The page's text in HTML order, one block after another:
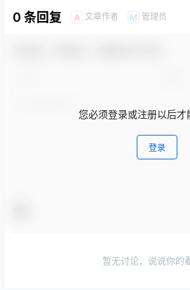
0 条回复 A 文章作者 M 管理员
您必须登录或注册以后才
登录
暂无讨论，说说你的